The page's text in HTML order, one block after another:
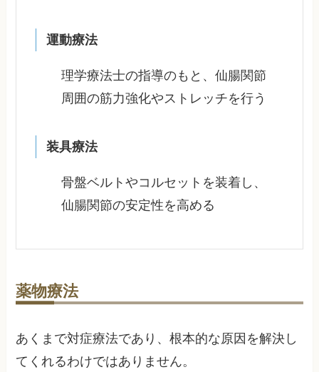
運動療法
理学療法士の指導のもと、仙腸関節
周囲の筋力強化やストレッチを行う
装具療法
骨盤ベルトやコルセットを装着し、
仙腸関節の安定性を高める
薬物療法
あくまで対症療法であり、根本的な原因を解決し
てくれるわけではありません。